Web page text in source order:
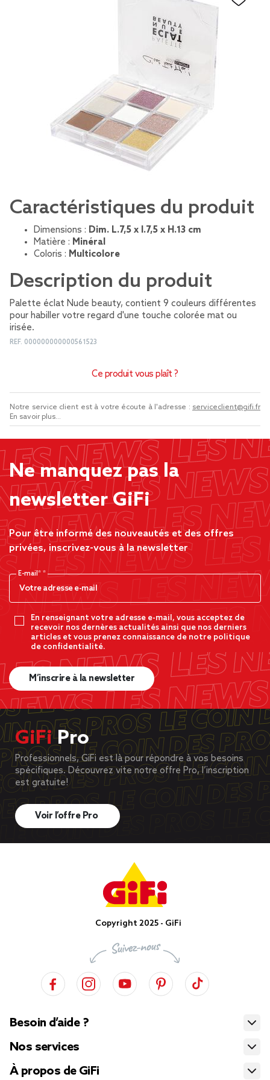
Caractéristiques du produit
Dimensions : Dim. L.7,5 x l.7,5 x H.13 cm
Matière : Minéral
Coloris : Multicolore
Description du produit
Palette éclat Nude beauty, contient 9 couleurs différentes
pour habiller votre regard d'une touche colorée mat ou
irisée.
REF. 000000000000561523
Ce produit vous plaît ?
Notre service client est à votre écoute à l'adresse : serviceclient@gifi.fr
En savoir plus...
Ne manquez pas la
newsletter GiFi
Pour être informé des nouveautés et des offres
privées, inscrivez-vous à la newsletter
E-mail*
En renseignant votre adresse e-mail, vous acceptez de
recevoir nos dernères actualités ainsi que nos derniers
articles et vous prenez connaissance de notre politique
de confidentialité.
M’inscrire à la newsletter
GiFiPro
Professionnels, GiFi est là pour répondre à vos besoins
spécifiques. Découvrez vite notre offre Pro, l’inscription
est gratuite!
Voir l’offre Pro
Copyright 2025 - GiFi
Besoin d’aide ?
Nos services
À propos de GiFi